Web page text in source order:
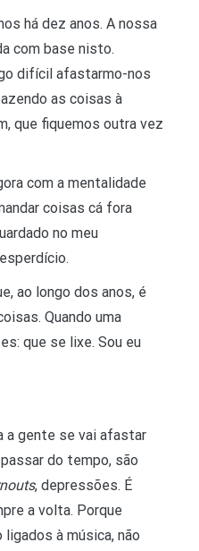
há dez anos. A nossa
com base nisto.
difícil afastarmo-nos
as coisas à
que fiquemos outra vez
com a mentalidade
coisas cá fora
no meu
ao longo dos anos, é
Quando uma
que se lixe. Sou eu
a gente se vai afastar
do tempo, são
, depressões. É
a volta. Porque
à música, não